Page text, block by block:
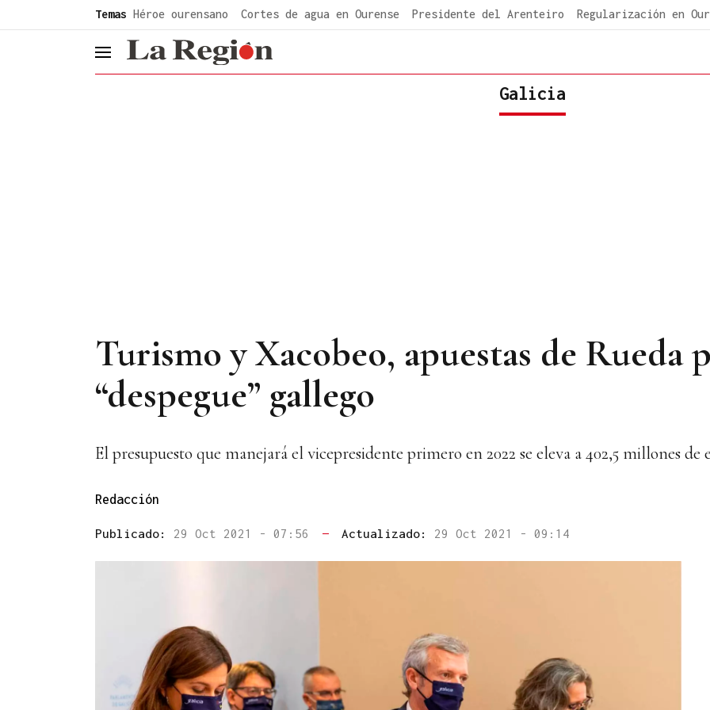
Temas Héroe ourensano Cortes de agua en Ourense Presidente del Arenteiro Regularización en
header.menu.open
Galicia
Turismo y Xacobeo, apuestas de Rueda
“despegue” gallego
El presupuesto que manejará el vicepresidente primero en 2022 se eleva a 402,5 millones de
Redacción
Publicado: 29 Oct 2021 - 07:56 — Actualizado: 29 Oct 2021 - 09:14